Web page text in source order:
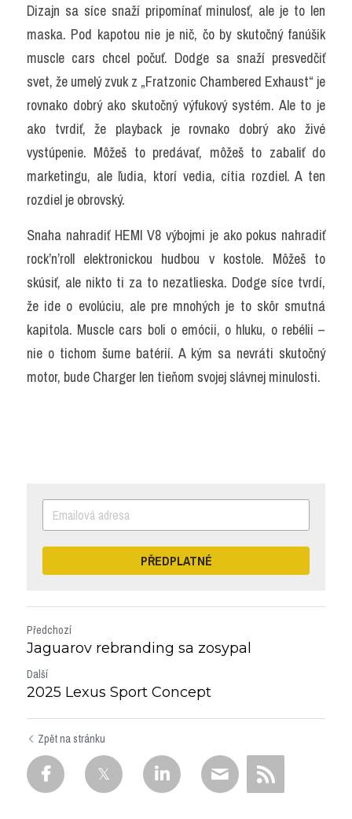
Dizajn sa síce snaží pripomínať minulosť, ale je to len
maska. Pod kapotou nie je nič, čo by skutočný fanúšik
muscle cars chcel počuť. Dodge sa snaží presvedčiť
svet, že umelý zvuk z „Fratzonic Chambered Exhaust“ je
rovnako dobrý ako skutočný výfukový systém. Ale to je
ako tvrdiť, že playback je rovnako dobrý ako živé
vystúpenie. Môžeš to predávať, môžeš to zabaliť do
marketingu, ale ľudia, ktorí vedia, cítia rozdiel. A ten
rozdiel je obrovský.
Snaha nahradiť HEMI V8 výbojmi je ako pokus nahradiť
rock’n’roll elektronickou hudbou v kostole. Môžeš to
skúsiť, ale nikto ti za to nezatlieska. Dodge síce tvrdí,
že ide o evolúciu, ale pre mnohých je to skôr smutná
kapitola. Muscle cars boli o emócii, o hluku, o rebélii –
nie o tichom šume batérií. A kým sa nevráti skutočný
motor, bude Charger len tieňom svojej slávnej minulosti.
PŘEDPLATNÉ
Předchozí
Jaguarov rebranding sa zosypal
Další
2025 Lexus Sport Concept
Zpět na stránku